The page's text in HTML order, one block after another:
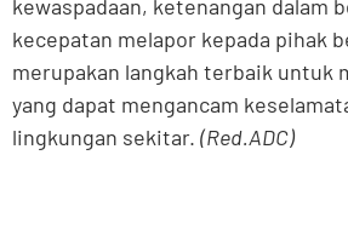
kewaspadaan, ketenangan dalam
kecepatan melapor kepada pihak
merupakan langkah terbaik untuk
yang dapat mengancam
lingkungan sekitar. (Red.ADC)